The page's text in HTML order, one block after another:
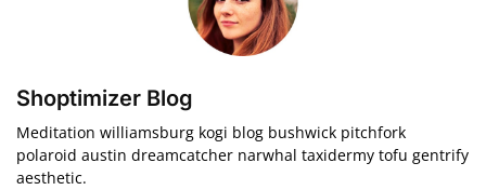
Shoptimizer Blog
Meditation williamsburg kogi blog bushwick pitchfork
polaroid austin dreamcatcher narwhal taxidermy tofu gentrify
aesthetic.